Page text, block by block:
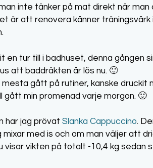
inte tänker på mat direkt när
är att renovera känner
en tur till i badhuset, denna gången
att baddräkten är lös nu. 🙂
gått på rutiner, kanske
gått min promenad varje morgon. 🙂
har jag prövat Slanka Cappuccino.
mixar med is och om man väljer att
visar vikten på totalt -10,4 kg sedan